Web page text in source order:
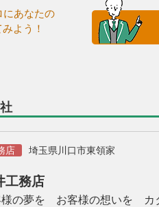
にあなたの
よう！
店 埼玉県川口市東領家
工務店
様の夢を お客様の想いを カ